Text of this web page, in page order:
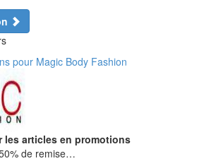
pour Magic Body Fashion
les articles en promotions
de remise…